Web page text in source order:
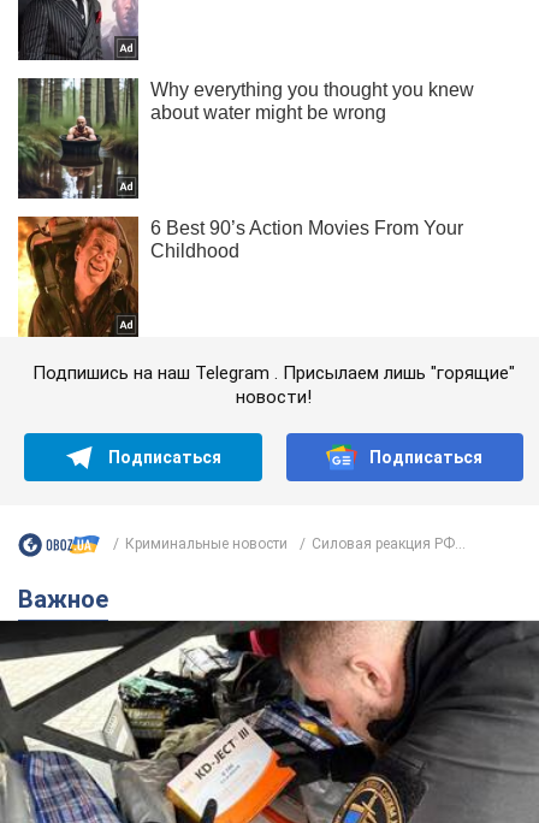
Подпишись на наш Telegram . Присылаем лишь "горящие"
новости!
Подписаться Подписаться
Криминальные новости Силовая реакция РФ...
Важное